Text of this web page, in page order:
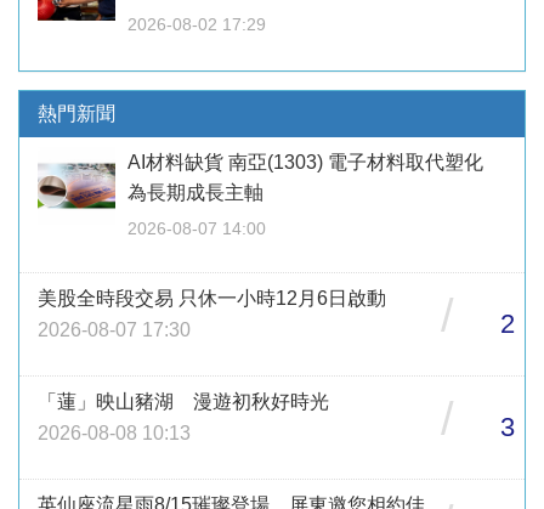
2026-08-02 17:29
熱門新聞
AI材料缺貨 南亞(1303) 電子材料取代塑化
為長期成長主軸
2026-08-07 14:00
美股全時段交易 只休一小時12月6日啟動
2026-08-07 17:30
/ 2
「蓮」映山豬湖 漫遊初秋好時光
2026-08-08 10:13
/ 3
英仙座流星雨8/15璀璨登場 屏東邀您相約佳